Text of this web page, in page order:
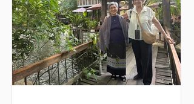
“ดุจนาวากลางมหาสมุทร” ที่ ล้ง 1919 “
เรื่องนี้ดูเหมือนจะเกิดขึ้นเมื่อ นายตันฮื่อฮ้
วง(คุณทวดป้าศรี) มีอายุเลยวัยหนุ่ม
รากฐานในสยามประเทศก